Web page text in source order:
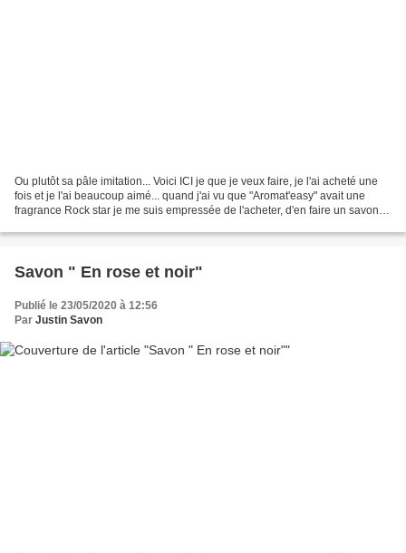
Ou plutôt sa pâle imitation... Voici ICI je que je veux faire, je l'ai acheté une
fois et je l'ai beaucoup aimé... quand j'ai vu que "Aromat'easy" avait une
fragrance Rock star je me suis empressée de l'acheter, d'en faire un savon et
Savon " En rose et noir"
Publié le 23/05/2020 à 12:56
Par Justin Savon